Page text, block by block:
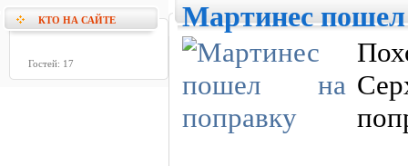
КТО НА САЙТЕ
Гостей: 17
Мартинес